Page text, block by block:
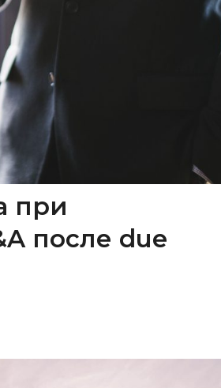
при
после due